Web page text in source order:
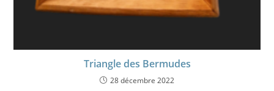
Triangle des Bermudes
28 décembre 2022